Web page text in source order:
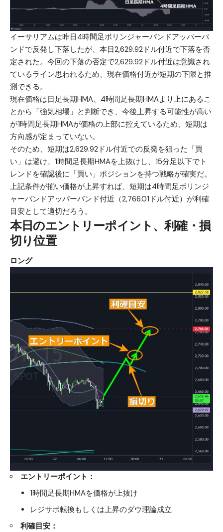
イーサリアムは昨日4時間足ボリンジャーバンドアッパーバ
ンドで反発し下落したが、本日2,629.92ドル付近で下落を否
定された。今回の下落の否定で2,629.92ドル付近は意識され
ているライン思われるため、現在価格付近が短期の下限と推
測できる。
現在価格は日足長期HMA、4時間足長期HMAより上にあるこ
とから「強気相場」と判断でき、今後上昇する可能性が高い
が1時間足長期HMAが価格の上部に控えているため、短期は
方向感が定まっていない。
そのため、短期は2,629.92ドル付近での反発を狙った「買
い」は避け、1時間足長期HMAを上抜けし、15分足以下でト
レンドを確認後に「買い」ポジションを持つ戦略が確実だ。
上記条件が揃い価格が上昇すれば、短期は4時間足ボリンジ
ャーバンドアッパーバンド付近（2,766.01ドル付近）が利確
目安として適切だろう。
本日のエントリーポイント、利確・損
切り位置
ロング
エントリーポイント：
1時間足長期HMAを価格が上抜け
レジサポ転換もしくは上昇のダウ理論成立
利確目安：